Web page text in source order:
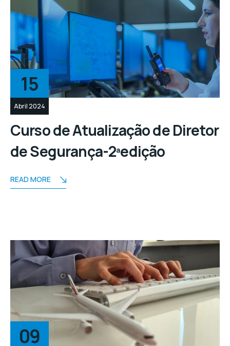
15
Abril 2024
Curso de Atualização de Diretor
de Segurança-2ªedição
READ MORE
09